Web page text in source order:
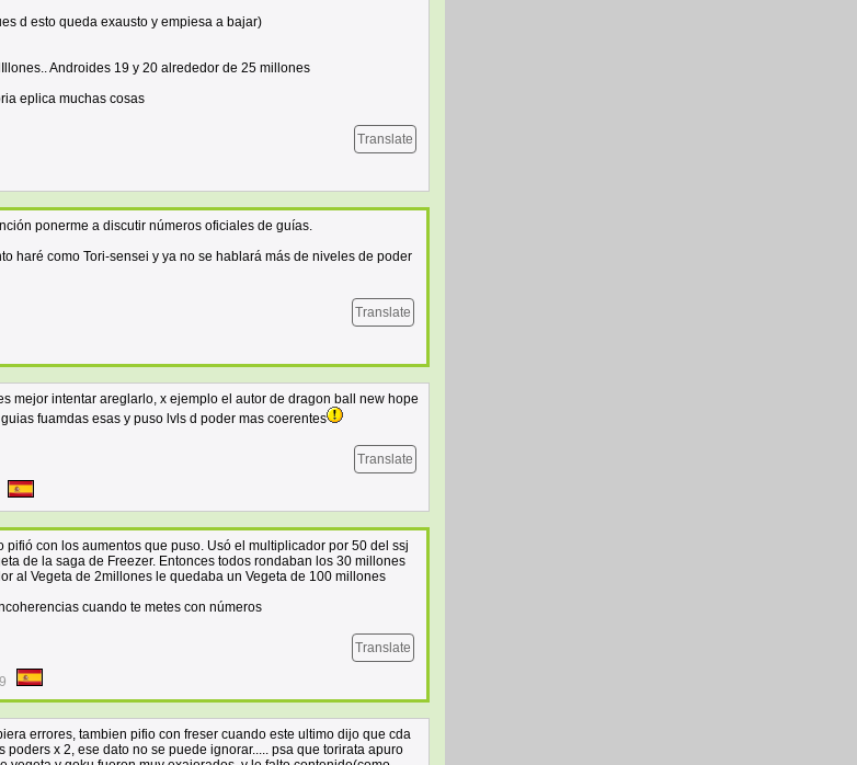
d esto queda exausto y empiesa a bajar)
Androides 19 y 20 alrededor de 25 millones
eplica muchas cosas
Translate
ponerme a discutir números oficiales de guías.
haré como Tori-sensei y ya no se hablará más de niveles de poder
Translate
mejor intentar areglarlo, x ejemplo el autor de dragon ball new hope
fuamdas esas y puso lvls d poder mas coerentes
Translate
pifió con los aumentos que puso. Usó el multiplicador por 50 del ssj
de la saga de Freezer. Entonces todos rondaban los 30 millones
al Vegeta de 2millones le quedaba un Vegeta de 100 millones
cuando te metes con números
Translate
errores, tambien pifio con freser cuando este ultimo dijo que cda
poders x 2, ese dato no se puede ignorar..... psa que torirata apuro